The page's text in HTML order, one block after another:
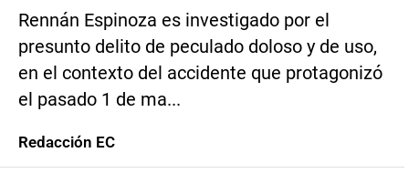
Rennán Espinoza es investigado por el
presunto delito de peculado doloso y de uso,
en el contexto del accidente que protagonizó
el pasado 1 de ma...
Redacción EC